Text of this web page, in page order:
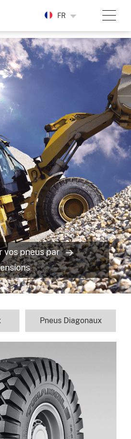
FR
vos pneus par
Pneus Diagonaux